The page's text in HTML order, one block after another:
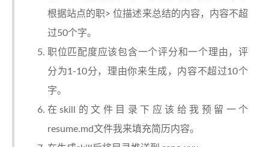
根据站点的职> 位描述来总结的内容，内容不超
过50个字。
职位匹配度应该包含一个评分和一个理由，评
分为1-10分，理由你来生成，内容不超过10个
字。
在skill的文件目录下应该给我预留一个
resume.md文件我来填充简历内容。